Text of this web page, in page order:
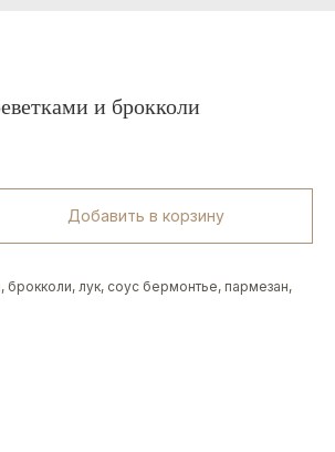
и брокколи
Добавить в корзину
брокколи, лук, соус бермонтье, пармезан,